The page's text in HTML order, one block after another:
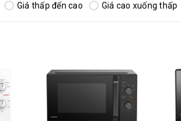
Giá thấp đến cao Giá cao xuống thấp